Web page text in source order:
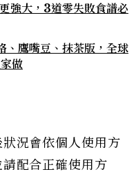
強大，3道零失敗食譜必
、鷹嘴豆、抹茶版，全球
做
況會依個人使用方
配合正確使用方